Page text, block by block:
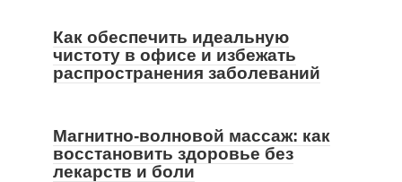
Как обеспечить идеальную
чистоту в офисе и избежать
распространения заболеваний
Магнитно-волновой массаж: как
восстановить здоровье без
лекарств и боли